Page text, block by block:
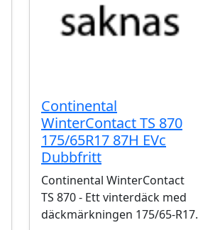
Continental
WinterContact TS 870
175/65R17 87H EVc
Dubbfritt
Continental WinterContact
TS 870 - Ett vinterdäck med
däckmärkningen 175/65-R17.